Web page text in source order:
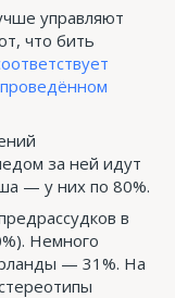
управляют
что бить
за ней идут
— у них по 80%.
в
Немного
— 31%. На